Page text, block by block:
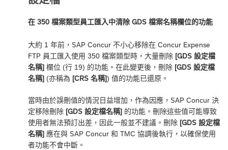
在 350 檔案類型員工匯入中清除 GDS 檔案名稱欄位的功能
大約 1 年前，SAP Concur 不小心移除在 Concur Expense
FTP 員工匯入使用 350 檔案類型時，大量刪除 [GDS 設定檔
名稱] 欄位 (行 19) 的功能。在此變更後，刪除 [GDS 設定檔
名稱] (亦稱為 [CRS 名稱]) 值的功能已還原。
當時由於誤刪值的情況日益增加，作為因應，SAP Concur 決
定移除刪除 [GDS 設定檔名稱] 的功能。刪除這些值可能導致
使用者無法預訂出差，因此一般並不建議。刪除 [GDS 設定檔
名稱] 應在與 SAP Concur 和 TMC 協調後執行，以確保使用
者功能不會中斷。